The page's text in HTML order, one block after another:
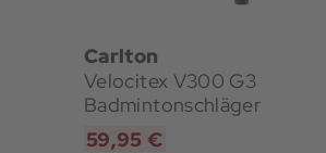
Carlton
Velocitex V300 G3
Badmintonschläger
59,95 €